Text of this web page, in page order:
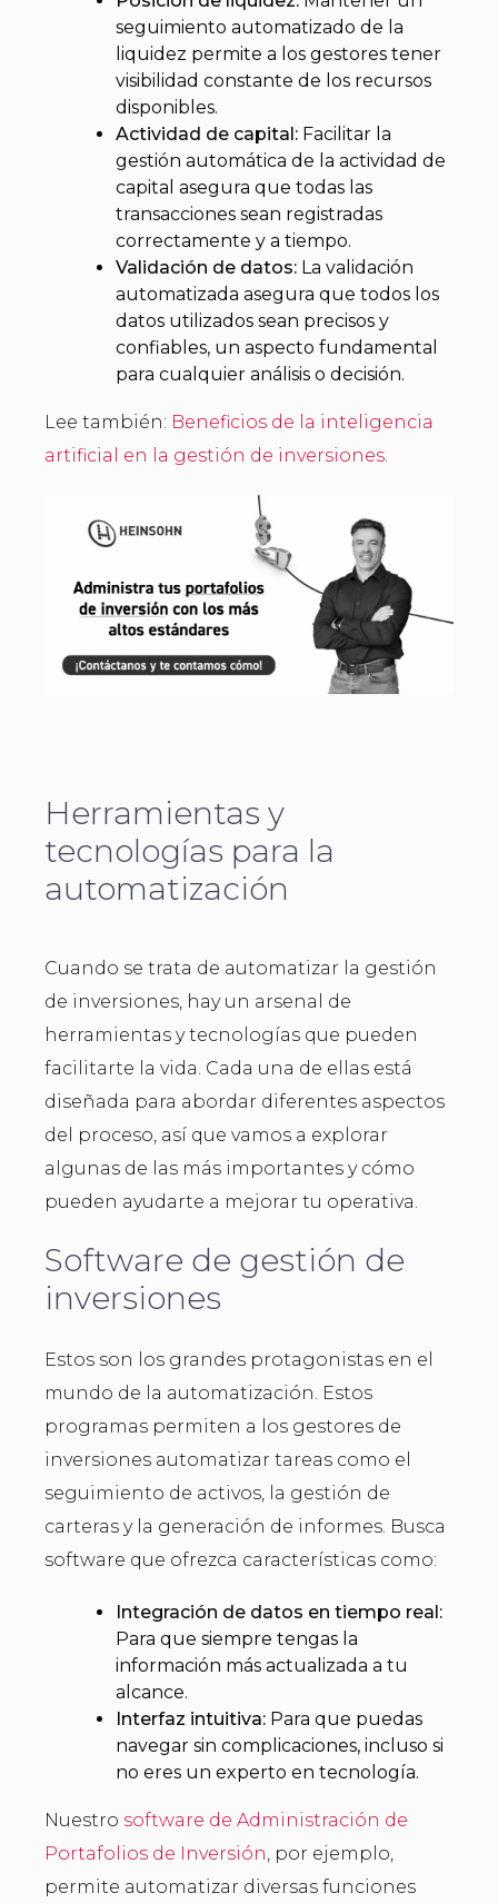
seguimiento automatizado de la
liquidez permite a los gestores tener
visibilidad constante de los recursos
disponibles.
Actividad de capital: Facilitar la
gestión automática de la actividad de
capital asegura que todas las
transacciones sean registradas
correctamente y a tiempo.
Validación de datos: La validación
automatizada asegura que todos los
datos utilizados sean precisos y
confiables, un aspecto fundamental
para cualquier análisis o decisión.
Lee también: Beneficios de la inteligencia
artificial en la gestión de inversiones.
Herramientas y
tecnologías para la
automatización
Cuando se trata de automatizar la gestión
de inversiones, hay un arsenal de
herramientas y tecnologías que pueden
facilitarte la vida. Cada una de ellas está
diseñada para abordar diferentes aspectos
del proceso, así que vamos a explorar
algunas de las más importantes y cómo
pueden ayudarte a mejorar tu operativa.
Software de gestión de
inversiones
Estos son los grandes protagonistas en el
mundo de la automatización. Estos
programas permiten a los gestores de
inversiones automatizar tareas como el
seguimiento de activos, la gestión de
carteras y la generación de informes. Busca
software que ofrezca características como:
Integración de datos en tiempo real:
Para que siempre tengas la
información más actualizada a tu
alcance.
Interfaz intuitiva: Para que puedas
navegar sin complicaciones, incluso si
no eres un experto en tecnología.
Nuestro software de Administración de
Portafolios de Inversión , por ejemplo,
permite automatizar diversas funciones